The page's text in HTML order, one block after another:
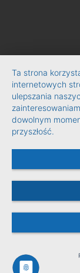
Ta strona
internetowych
ulepszania
dowolnym
przyszłość.